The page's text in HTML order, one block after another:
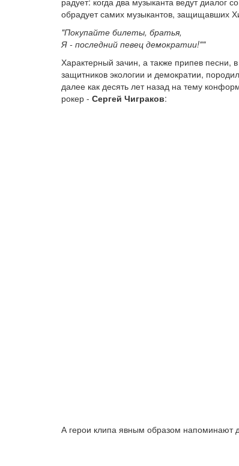
обрадует самих музыкантов, защищавших
"Покупайте билеты, братья,
Я - последний певец демократии!""
Характерный зачин, а также припев песни,
защитников экологии и демократии,
далее как десять лет назад на тему
рокер - Сергей Чиграков:
А герои клипа явным образом напоминают